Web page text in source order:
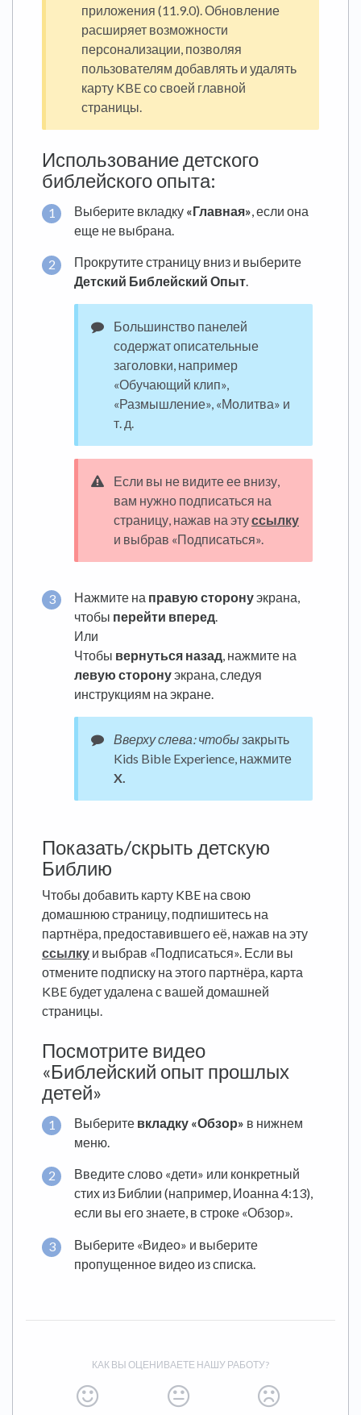
приложения (11.9.0). Обновление
расширяет возможности
персонализации, позволяя
пользователям добавлять и удалять
карту KBE со своей главной
страницы.
Использование детского
библейского опыта:
Выберите вкладку «Главная», если она
еще не выбрана.
Прокрутите страницу вниз и выберите
Детский Библейский Опыт.
Большинство панелей
содержат описательные
заголовки, например
«Обучающий клип»,
«Размышление», «Молитва» и
т. д.
Если вы не видите ее внизу,
вам нужно подписаться на
страницу, нажав на этуссылку
и выбрав «Подписаться».
Нажмите на правую сторонуэкрана,
чтобы перейти вперед.
Или
Чтобы вернуться назад, нажмите на
левую сторонуэкрана, следуя
инструкциям на экране.
Вверху слева: чтобызакрыть
Kids Bible Experience, нажмите
X.
Показать/скрыть детскую
Библию
Чтобы добавить карту KBE на свою
домашнюю страницу, подпишитесь на
партнёра, предоставившего её, нажав на эту
ссылку и выбрав «Подписаться». Если вы
отмените подписку на этого партнёра, карта
KBE будет удалена с вашей домашней
страницы.
Посмотрите видео
«Библейский опыт прошлых
детей»
Выберите вкладку «Обзор» в нижнем
меню.
Введите слово «дети» или конкретный
стих из Библии (например, Иоанна 4:13),
если вы его знаете, в строке «Обзор».
Выберите «Видео» и выберите
пропущенное видео из списка.
КАК ВЫ ОЦЕНИВАЕТЕ НАШУ РАБОТУ?